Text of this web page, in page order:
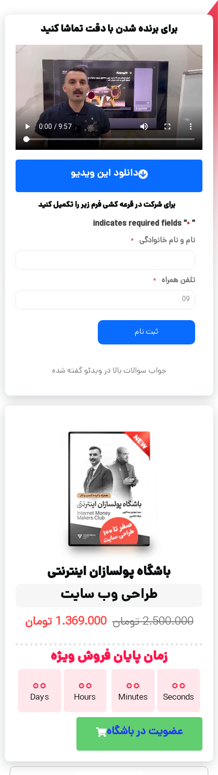
برای برنده شدن با دقت تماشا کنید
دانلود این ویدیو
برای شرکت در قرعه کشی فرم زیر را تکمیل کنید
"
*
" indicates required fields
نام و نام خانوادگی
*
تلفن همراه *
جواب سوالات بالا در ویدئو گفته شده
باشگاه پولسازان اینترنتی
طراحی وب سایت
2.500.000 تومان 1.369.000 تومان
زمان پایان فروش ویژه
00
Days 00
Hours 00
Minutes 00
Seconds
عضویت در باشگاه